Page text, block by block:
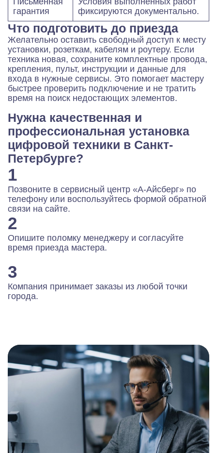
гарантия
фиксируются документально.
Что подготовить до приезда
Желательно оставить свободный доступ к месту
установки, розеткам, кабелям и роутеру. Если
техника новая, сохраните комплектные провода,
крепления, пульт, инструкции и данные для
входа в нужные сервисы. Это помогает мастеру
быстрее проверить подключение и не тратить
время на поиск недостающих элементов.
Нужна качественная и
профессиональная установка
цифровой техники в Санкт-
Петербурге?
1
Позвоните в сервисный центр «А-Айсберг» по
телефону или воспользуйтесь формой обратной
связи на сайте.
2
Опишите поломку менеджеру и согласуйте
время приезда мастера.
3
Компания принимает заказы из любой точки
города.